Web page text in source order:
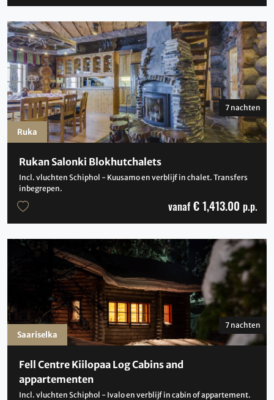
Rukan Salonki Blokhutchalets
Incl. vluchten Schiphol - Kuusamo en verblijf in chalet. Transfers
inbegrepen.
7 nachten
vanaf € 1,413.00 p.p.
Ruka
Fell Centre Kiilopaa Log Cabins and
appartementen
Incl. vluchten Schiphol - Ivalo en verblijf in cabin of appartement.
7 nachten
Saariselka